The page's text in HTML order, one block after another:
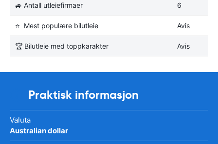
🚙 Antall utleiefirmaer 6
⭐ Mest populære bilutleie Avis
🏆 Bilutleie med toppkarakter Avis
Praktisk informasjon
Valuta
Australian dollar